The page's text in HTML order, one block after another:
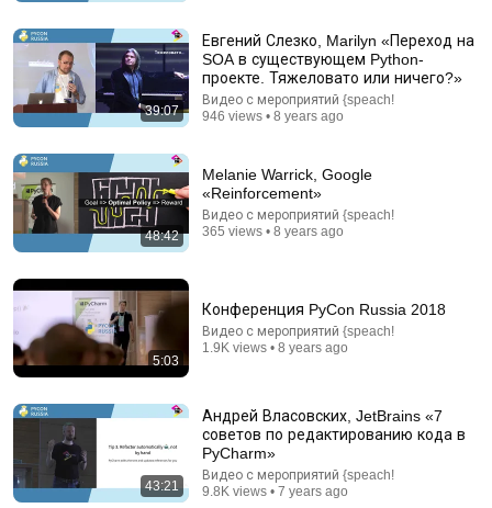
How a Finnish Geek ENDED Microsoft and Became
an IT God // Linus Torvalds
Merion Academy
Auto-dubbed
294K views
39:07
Евгений Слезко, Marilyn «Переход на
SOA в существующем Python-
проекте. Тяжеловато или ничего?»
Видео с мероприятий {speach!
946 views • 8 years ago
48:42
Melanie Warrick, Google
«Reinforcement»
Видео с мероприятий {speach!
365 views • 8 years ago
5:03
Конференция PyCon Russia 2018
Видео с мероприятий {speach!
1.9K views • 8 years ago
43:21
Андрей Власовских, JetBrains «7
советов по редактированию кода в
PyCharm»
Видео с мероприятий {speach!
9.8K views • 7 years ago